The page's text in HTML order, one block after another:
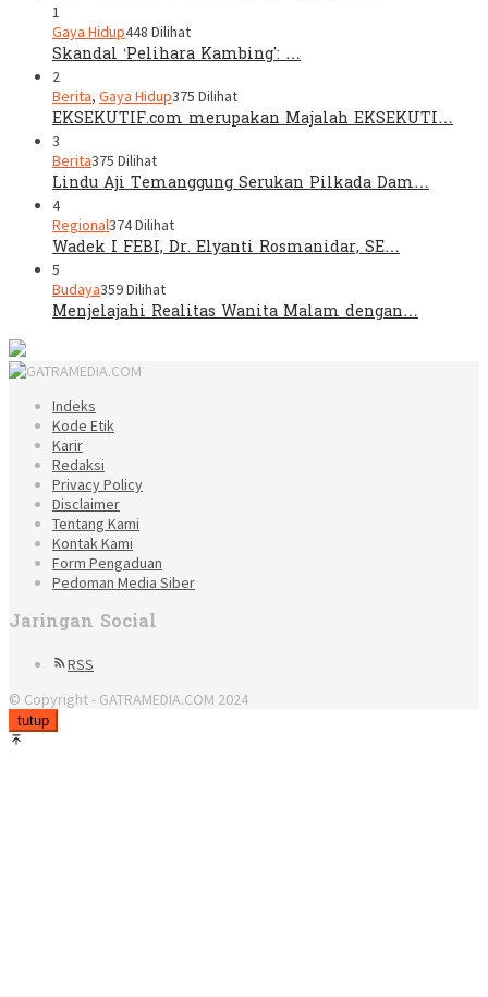
1
Gaya Hidup448 Dilihat
Skandal ‘Pelihara Kambing’: …
2
Berita, Gaya Hidup375 Dilihat
EKSEKUTIF.com merupakan Majalah EKSEKUTI…
3
Berita375 Dilihat
Lindu Aji Temanggung Serukan Pilkada Dam…
4
Regional374 Dilihat
Wadek I FEBI, Dr. Elyanti Rosmanidar, SE…
5
Budaya359 Dilihat
Menjelajahi Realitas Wanita Malam dengan…
Indeks
Kode Etik
Karir
Redaksi
Privacy Policy
Disclaimer
Tentang Kami
Kontak Kami
Form Pengaduan
Pedoman Media Siber
Jaringan Social
RSS
© Copyright - GATRAMEDIA.COM 2024
tutup